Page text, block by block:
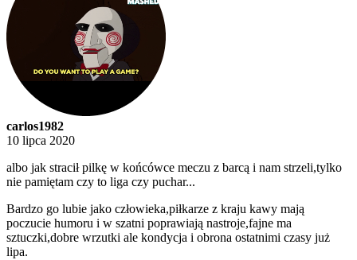
carlos1982
10 lipca 2020
albo jak stracił pilkę w końcówce meczu z barcą i nam strzeli,tylko
nie pamiętam czy to liga czy puchar...
Bardzo go lubie jako człowieka,piłkarze z kraju kawy mają
poczucie humoru i w szatni poprawiają nastroje,fajne ma
sztuczki,dobre wrzutki ale kondycja i obrona ostatnimi czasy już
lipa.